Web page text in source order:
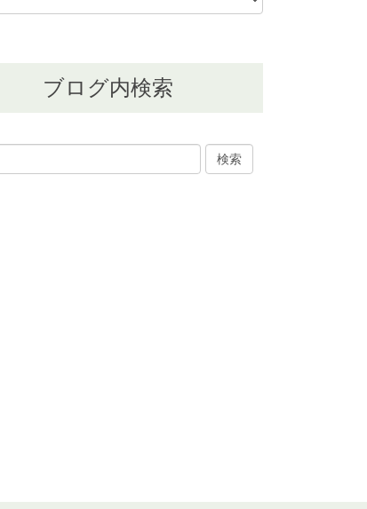
ブログ内検索